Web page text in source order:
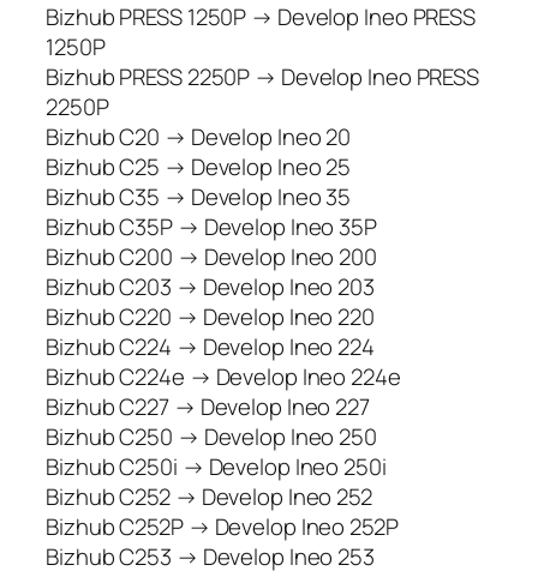
Bizhub PRESS 1250P → Develop Ineo PRESS
1250P
Bizhub PRESS 2250P → Develop Ineo PRESS
2250P
Bizhub C20 → Develop Ineo 20
Bizhub C25 → Develop Ineo 25
Bizhub C35 → Develop Ineo 35
Bizhub C35P → Develop Ineo 35P
Bizhub C200 → Develop Ineo 200
Bizhub C203 → Develop Ineo 203
Bizhub C220 → Develop Ineo 220
Bizhub C224 → Develop Ineo 224
Bizhub C224e → Develop Ineo 224e
Bizhub C227 → Develop Ineo 227
Bizhub C250 → Develop Ineo 250
Bizhub C250i → Develop Ineo 250i
Bizhub C252 → Develop Ineo 252
Bizhub C252P → Develop Ineo 252P
Bizhub C253 → Develop Ineo 253